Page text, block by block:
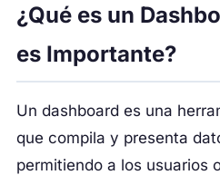
¿Qué es un
es Importante?
Un dashboard es una
que compila y presenta
permitiendo a los usuarios